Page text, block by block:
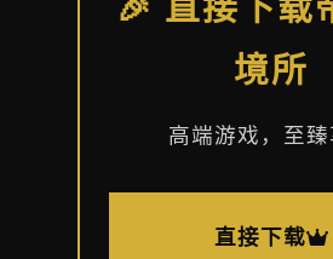
境所
高端游戏，至
直接下载